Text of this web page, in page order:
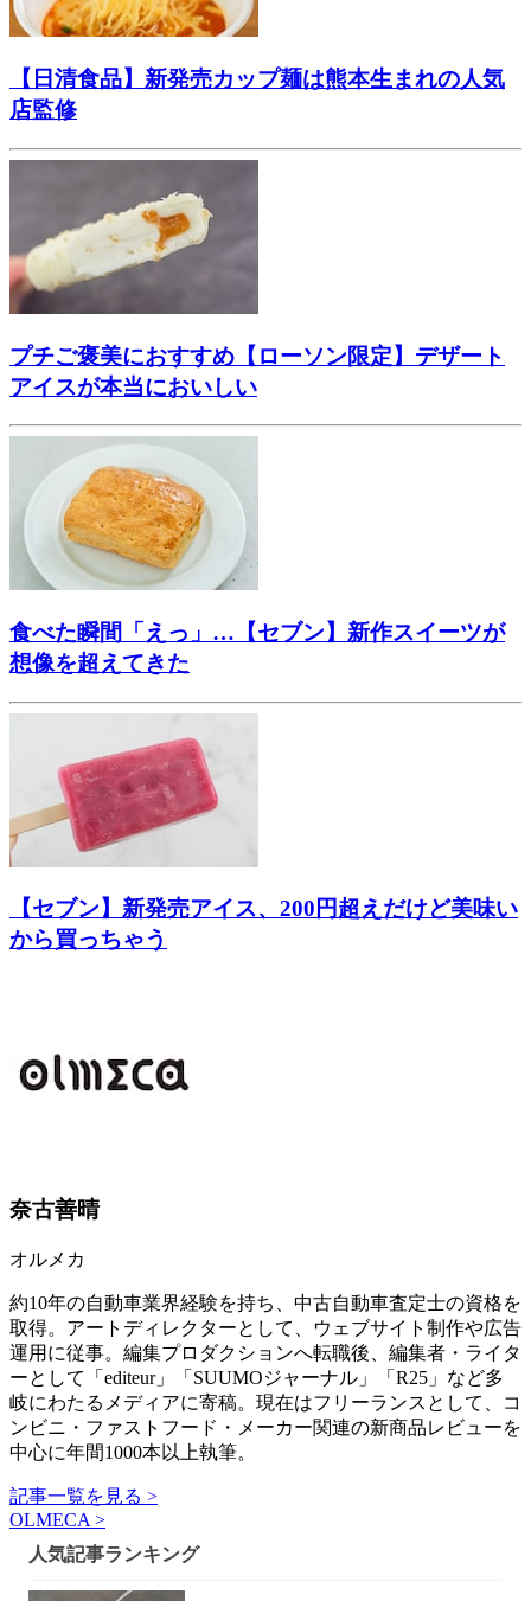
【日清食品】新発売カップ麺は熊本生まれの人気
店監修
プチご褒美におすすめ【ローソン限定】デザート
アイスが本当においしい
食べた瞬間「えっ」…【セブン】新作スイーツが
想像を超えてきた
【セブン】新発売アイス、200円超えだけど美味い
から買っちゃう
奈古善晴
オルメカ
約10年の自動車業界経験を持ち、中古自動車査定士の資格を
取得。アートディレクターとして、ウェブサイト制作や広告
運用に従事。編集プロダクションへ転職後、編集者・ライタ
ーとして「editeur」「SUUMOジャーナル」「R25」など多
岐にわたるメディアに寄稿。現在はフリーランスとして、コ
ンビニ・ファストフード・メーカー関連の新商品レビューを
中心に年間1000本以上執筆。
記事一覧を見る >
OLMECA >
人気記事ランキング